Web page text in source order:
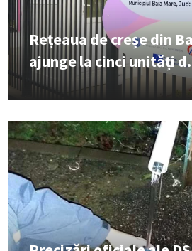
Rețeaua de creșe din
ajunge la cinci unități